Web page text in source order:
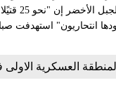
بنغازي
انتحاريون" استهدفت
العسكرية